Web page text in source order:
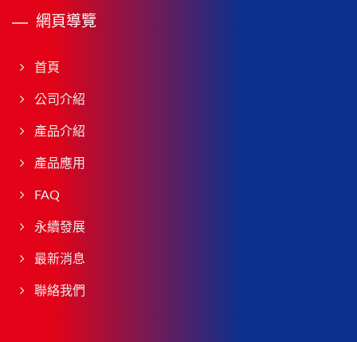
網頁導覽
首頁
公司介紹
產品介紹
產品應用
FAQ
永續發展
最新消息
聯絡我們